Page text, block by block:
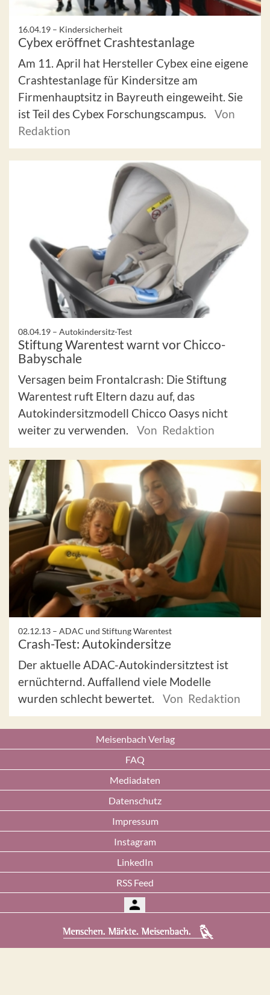
16.04.19 – Kindersicherheit
Cybex eröffnet Crashtestanlage
Am 11. April hat Hersteller Cybex eine eigene
Crashtestanlage für Kindersitze am
Firmenhauptsitz in Bayreuth eingeweiht. Sie
ist Teil des Cybex Forschungscampus.
Von
Redaktion
08.04.19 – Autokindersitz-Test
Stiftung Warentest warnt vor Chicco-
Babyschale
Versagen beim Frontalcrash: Die Stiftung
Warentest ruft Eltern dazu auf, das
Autokindersitzmodell Chicco Oasys nicht
weiter zu verwenden.
Von Redaktion
02.12.13 – ADAC und Stiftung Warentest
Crash-Test: Autokindersitze
Der aktuelle ADAC-Autokindersitztest ist
ernüchternd. Auffallend viele Modelle
wurden schlecht bewertet.
Von Redaktion
Meisenbach Verlag
FAQ
Mediadaten
Datenschutz
Impressum
Instagram
LinkedIn
RSS Feed